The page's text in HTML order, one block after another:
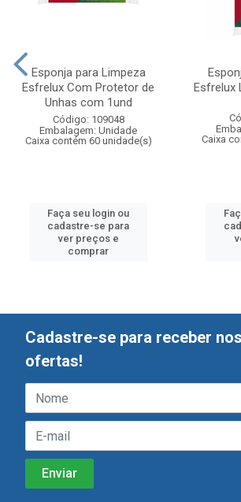
Esponja para Limpeza
Esfrelux Com Protetor de
Unhas com 1und
Código: 109048
Embalagem: Unidade
Caixa contém 60 unidade(s)
Faça seu login ou
cadastre-se para
ver preços e
comprar
Esfrelux
Caixa
Cadastre-se para receber
ofertas!